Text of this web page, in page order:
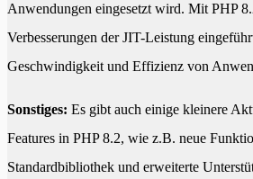
Anwendungen eingesetzt wird. Mit PHP
Verbesserungen der JIT-Leistung
Geschwindigkeit und Effizienz von
Sonstiges: Es gibt auch einige kleinere
Features in PHP 8.2, wie z.B. neue
Standardbibliothek und erweiterte